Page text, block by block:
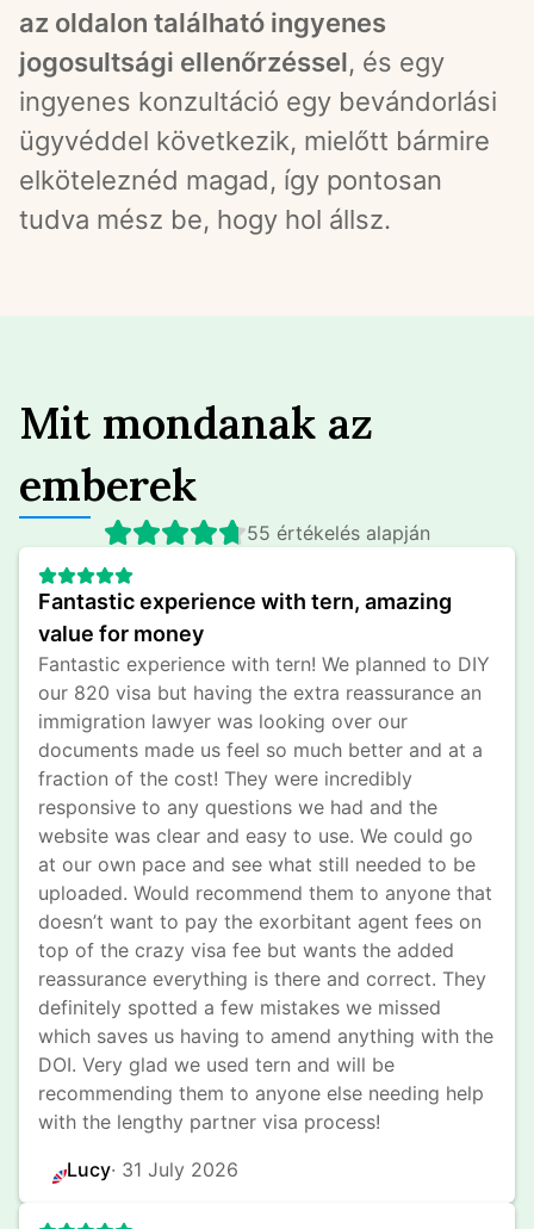
az oldalon található ingyenes
jogosultsági ellenőrzéssel, és egy
ingyenes konzultáció egy bevándorlási
ügyvéddel következik, mielőtt bármire
elköteleznéd magad, így pontosan
tudva mész be, hogy hol állsz.
Mit mondanak az
emberek
55 értékelés alapján
Fantastic experience with tern, amazing
value for money
Fantastic experience with tern! We planned to DIY
our 820 visa but having the extra reassurance an
immigration lawyer was looking over our
documents made us feel so much better and at a
fraction of the cost! They were incredibly
responsive to any questions we had and the
website was clear and easy to use. We could go
at our own pace and see what still needed to be
uploaded. Would recommend them to anyone that
doesn’t want to pay the exorbitant agent fees on
top of the crazy visa fee but wants the added
reassurance everything is there and correct. They
definitely spotted a few mistakes we missed
which saves us having to amend anything with the
DOI. Very glad we used tern and will be
recommending them to anyone else needing help
with the lengthy partner visa process!
Lucy· 31 July 2026